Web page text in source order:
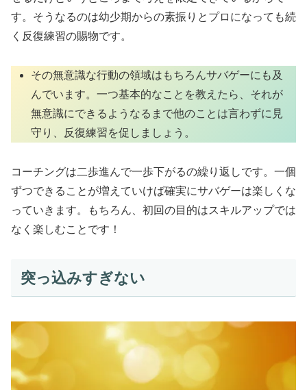
す。そうなるのは幼少期からの素振りとプロになっても続
く反復練習の賜物です。
その無意識な行動の領域はもちろんサバゲーにも及
んでいます。一つ基本的なことを教えたら、それが
無意識にできるようなるまで他のことは言わずに見
守り、反復練習を促しましょう。
コーチングは二歩進んで一歩下がるの繰り返しです。一個
ずつできることが増えていけば確実にサバゲーは楽しくな
っていきます。もちろん、初回の目的はスキルアップでは
なく楽しむことです！
突っ込みすぎない